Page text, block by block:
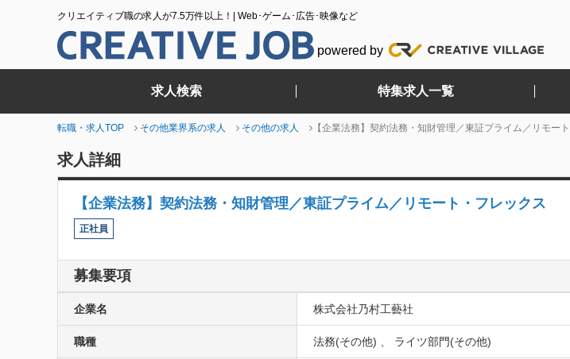
クリエイティブ職の求人が7.5万件以上！| Web･ゲーム･広告･映像など
powered by
求人検索 特集求人一覧
転職・求人TOP その他業界系の求人 その他の求人 【企業法務】契約法務・知財管理／東証プライム／リモー
求人詳細
【企業法務】契約法務・知財管理／東証プライム／リモート・フレックス
正社員
募集要項
企業名 株式会社乃村工藝社
職種 法務(その他) 、 ライツ部門(その他)